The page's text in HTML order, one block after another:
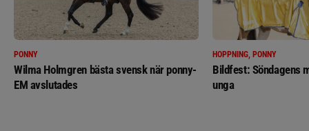
PONNY
Wilma Holmgren bästa svensk när ponny-
EM avslutades
HOPPNING, PONNY
Bildfest: Söndagens
unga